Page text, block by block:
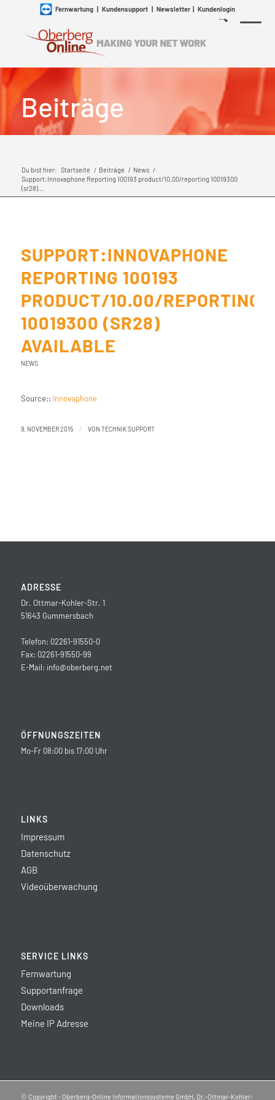
Fernwartung| Kundensupport| Newsletter| Kundenlogin
Beiträge
Du bist hier: Startseite / Beiträge / News /
Support:Innovaphone Reporting 100193 product/10.00/reporting 10019300
(sr28)...
SUPPORT:INNOVAPHONE
REPORTING 100193
PRODUCT/10.00/REPORTING
10019300 (SR28)
AVAILABLE
NEWS
Source:: Innovaphone
9. NOVEMBER 2015 / VON TECHNIK SUPPORT
ADRESSE
Dr. Ottmar-Kohler-Str. 1
51643 Gummersbach
Telefon: 02261-91550-0
Fax: 02261-91550-99
E-Mail: info@oberberg.net
ÖFFNUNGSZEITEN
Mo-Fr 08:00 bis 17:00 Uhr
LINKS
Impressum
Datenschutz
AGB
Videoüberwachung
SERVICE LINKS
Fernwartung
Supportanfrage
Downloads
Meine IP Adresse
© Copyright - Oberberg-Online Informationssysteme GmbH, Dr.-Ottmar-Kohler-